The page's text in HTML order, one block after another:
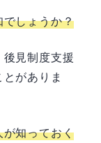
しょうか？
見制度支援
がありま
が知っておく